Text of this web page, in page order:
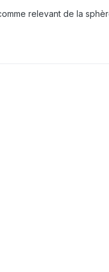
relevant de la